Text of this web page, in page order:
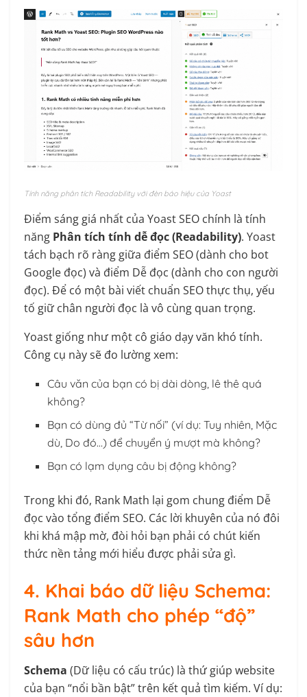
Tính năng phân tích Readability với đèn báo hiệu của Yoast
Điểm sáng giá nhất của Yoast SEO chính là tính
năng Phân tích tính dễ đọc (Readability). Yoast
tách bạch rõ ràng giữa điểm SEO (dành cho bot
Google đọc) và điểm Dễ đọc (dành cho con người
đọc). Để có một bài viết chuẩn SEO thực thụ, yếu
tố giữ chân người đọc là vô cùng quan trọng.
Yoast giống như một cô giáo dạy văn khó tính.
Công cụ này sẽ đo lường xem:
Câu văn của bạn có bị dài dòng, lê thê quá
không?
Bạn có dùng đủ “Từ nối” (ví dụ: Tuy nhiên, Mặc
dù, Do đó…) để chuyển ý mượt mà không?
Bạn có lạm dụng câu bị động không?
Trong khi đó, Rank Math lại gom chung điểm Dễ
đọc vào tổng điểm SEO. Các lời khuyên của nó đôi
khi khá mập mờ, đòi hỏi bạn phải có chút kiến
thức nền tảng mới hiểu được phải sửa gì.
4. Khai báo dữ liệu Schema:
Rank Math cho phép “độ”
sâu hơn
Schema (Dữ liệu có cấu trúc) là thứ giúp website
của bạn “nổi bần bật” trên kết quả tìm kiếm. Ví dụ: